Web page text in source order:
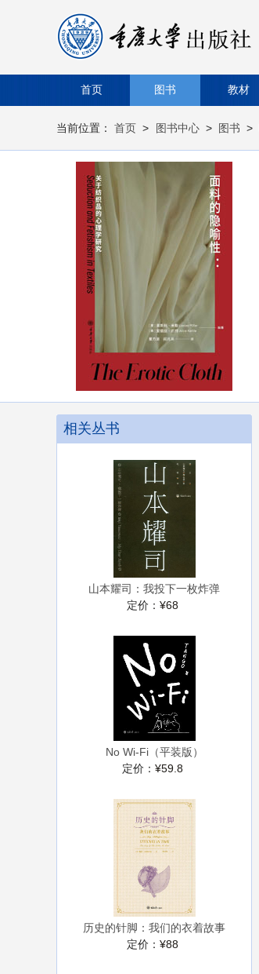
首页 图书 教材
当前位置： 首页 > 图书中心 > 图书 >
相关丛书
山本耀司：我投下一枚炸弹
定价： ¥68
No Wi-Fi（平装版）
定价： ¥59.8
历史的针脚：我们的衣着故事
定价： ¥88